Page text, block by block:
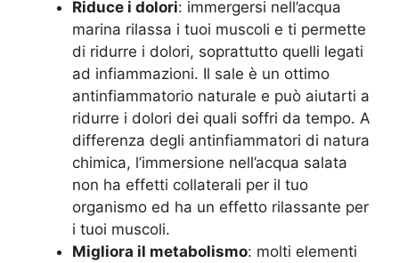
Riduce i dolori: immergersi nell’acqua
marina rilassa i tuoi muscoli e ti permette
di ridurre i dolori, soprattutto quelli legati
ad infiammazioni. Il sale è un ottimo
antinfiammatorio naturale e può aiutarti a
ridurre i dolori dei quali soffri da tempo. A
differenza degli antinfiammatori di natura
chimica, l’immersione nell’acqua salata
non ha effetti collaterali per il tuo
organismo ed ha un effetto rilassante per
i tuoi muscoli.
Migliora il metabolismo: molti elementi